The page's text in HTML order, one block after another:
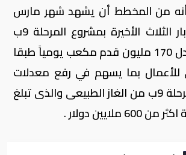
أنه من المخطط أن يشهد شهر مارس
القادم وضع الآبار الثلاث الأخيرة بمشروع المرحلة 9ب
على الانتاج بمعدل 170 مليون قدم مكعب يومياً طبقا
للأعمال بما يسهم في رفع معدلات
انتاج مشروع المرحلة 9ب من الغاز الطبيعى والذى تبلغ
ملايين دولار .